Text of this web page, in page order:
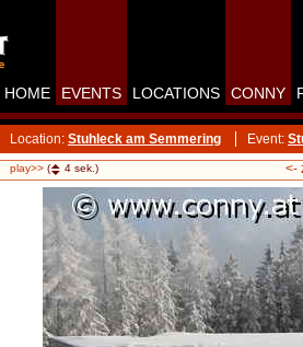
HOME EVENTS LOCATIONS CONNY
Location: Stuhleck am Semmering Event:
play>> ( 4 sek.) <-